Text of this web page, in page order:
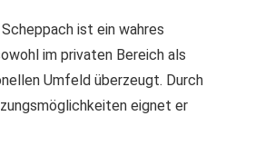
ist ein wahres
im privaten Bereich als
Umfeld überzeugt. Durch
eignet er